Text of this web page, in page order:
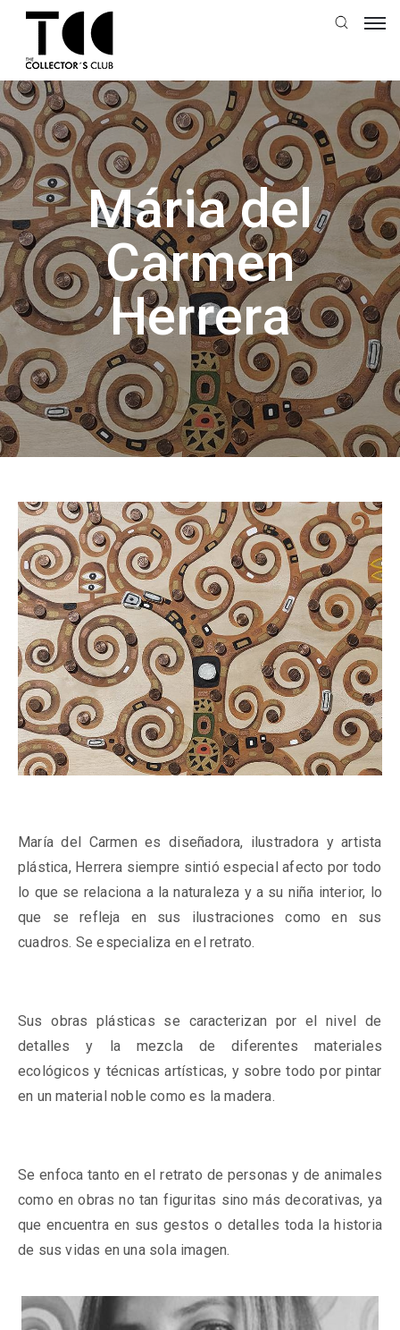
Mária del
Carmen
Herrera
María del Carmen es diseñadora, ilustradora y artista
plástica, Herrera siempre sintió especial afecto por todo
lo que se relaciona a la naturaleza y a su niña interior, lo
que se refleja en sus ilustraciones como en sus
cuadros. Se especializa en el retrato.
Sus obras plásticas se caracterizan por el nivel de
detalles y la mezcla de diferentes materiales
ecológicos y técnicas artísticas, y sobre todo por pintar
en un material noble como es la madera.
Se enfoca tanto en el retrato de personas y de animales
como en obras no tan figuritas sino más decorativas, ya
que encuentra en sus gestos o detalles toda la historia
de sus vidas en una sola imagen.